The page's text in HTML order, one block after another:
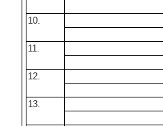
10.
11.
12.
13.